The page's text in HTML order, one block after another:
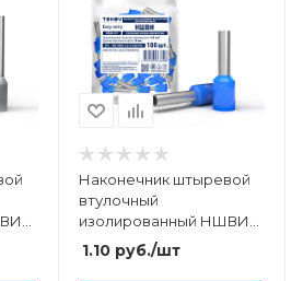
Наконечник штыревой
втулочный
изолированный НШВИ
2.5-8 TOKOV ELECTRIC
TKE-NSVI-2.5-8-C08/100
1.10руб./шт